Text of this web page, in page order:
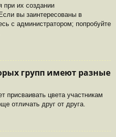
при их создании
вы заинтересованы в
с администратором; попробуйте
групп имеют разные
присваивать цвета участникам
отличать друг от друга.